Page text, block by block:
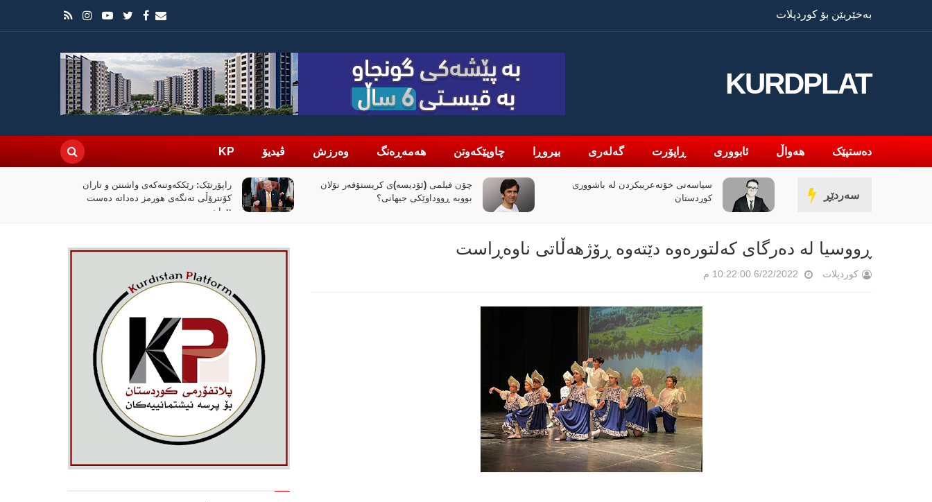
بەخێربێن بۆ کوردپلات
KURDPLAT
دەستپێک هەواڵ ئابووری ڕاپۆرت گەلەری بیروڕا چاوپێکەوتن هەمەڕەنگ وەرزش ڤیدیۆ KP
سەردێڕ
سیاسەتی خۆتەعریبکردن لە باشووری
کوردستان
چۆن فیلمی (ئۆدیسە)ی کریستۆفەر نۆلان
بووبە ڕووداوێکی جیهانی؟
راپۆرتێک: رێککەوتنەکەی واشنتن و تاران
کۆنترۆڵی تەنگەی هورمز دەداتە دەست
ئێران
ڕووسیا لە دەرگای كەلتورەوە دێتەوە ڕۆژهەڵاتی ناوەڕاست
کوردپلات 6/22/2022 10:22:00 م